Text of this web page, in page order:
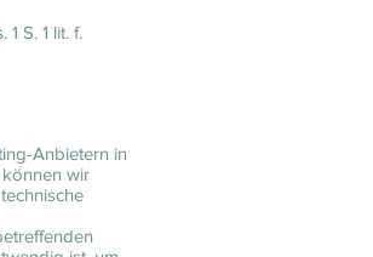
S. 1 lit. f.
Anbietern in
wir